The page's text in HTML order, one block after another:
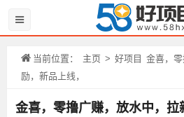
当前位置： 主页 > 好项目 金喜，
励，新品上线，
金喜，零撸广赚，放水中，拉